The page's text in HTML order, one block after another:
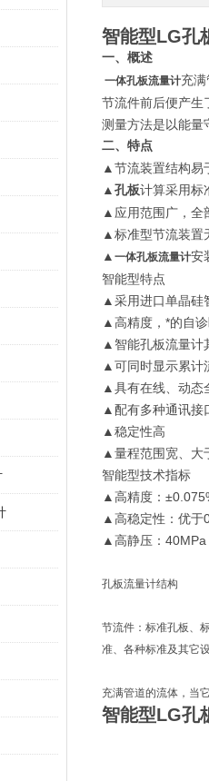
智能型LG孔
一、概述
一体孔板流量计充
节流件前后便产生
测量方法是以能量
二、特点
▲节流装置结构易
▲ 孔板计算采用标
▲ 应用范围广，全
▲标准型节流装置
▲ 一体孔板流量计安
智能型特点
▲采用进口单晶硅
▲高精度，*的自
▲ 智能孔板流量计
▲可同时显示累计
▲具有在线、动态
▲配有多种通讯接
▲稳定性高
▲量程范围宽、大
智能型技术指标
▲高精度：
▲高稳定性：优于
▲高静压： 40MPa
孔板流量计结构
节流件：标准孔板、
准、各种标准及其它
充满管道的流体，当
智能型LG孔